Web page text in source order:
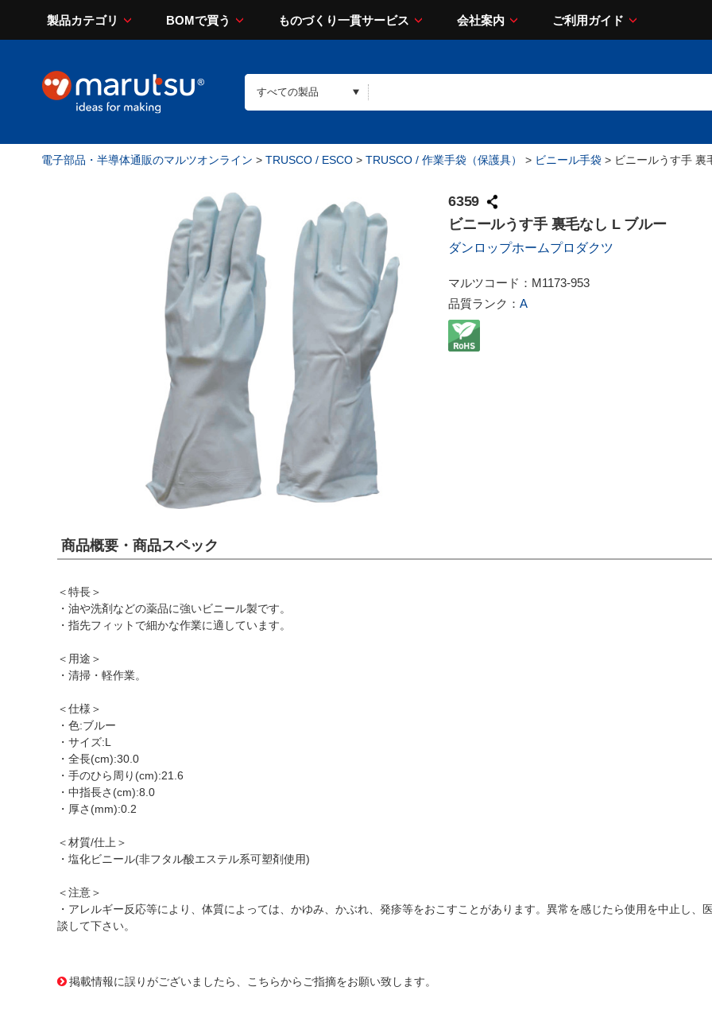
製品カテゴリ BOMで買う ものづくり一貫サービス 会社案内 ご利用ガイド
電子部品・半導体通販のマルツオンライン > TRUSCO / ESCO > TRUSCO / 作業手袋（保護具） > ビニール手袋 > ビニールうす手 裏
6359
ビニールうす手 裏毛なし L ブルー
ダンロップホームプロダクツ
マルツコード： M1173-953
品質ランク： A
商品概要・商品スペック
＜特長＞
・油や洗剤などの薬品に強いビニール製です。
・指先フィットで細かな作業に適しています。
＜用途＞
・清掃・軽作業。
＜仕様＞
・色:ブルー
・サイズ:L
・全長(cm):30.0
・手のひら周り(cm):21.6
・中指長さ(cm):8.0
・厚さ(mm):0.2
＜材質/仕上＞
・塩化ビニール(非フタル酸エステル系可塑剤使用)
＜注意＞
・アレルギー反応等により、体質によっては、かゆみ、かぶれ、発疹等をおこすことがあります。異常を感じたら使用を中止し、
談して下さい。
掲載情報に誤りがございましたら、こちらからご指摘をお願い致します。